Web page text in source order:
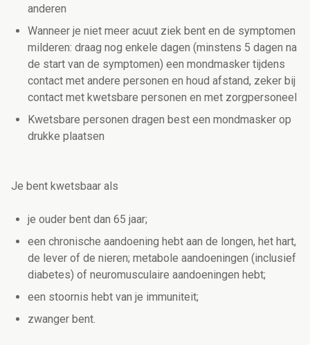
anderen
Wanneer je niet meer acuut ziek bent en de symptomen
milderen: draag nog enkele dagen (minstens 5 dagen na
de start van de symptomen) een mondmasker tijdens
contact met andere personen en houd afstand, zeker bij
contact met kwetsbare personen en met zorgpersoneel
Kwetsbare personen dragen best een mondmasker op
drukke plaatsen
Je bent kwetsbaar als
je ouder bent dan 65 jaar;
een chronische aandoening hebt aan de longen, het hart,
de lever of de nieren; metabole aandoeningen (inclusief
diabetes) of neuromusculaire aandoeningen hebt;
een stoornis hebt van je immuniteit;
zwanger bent.